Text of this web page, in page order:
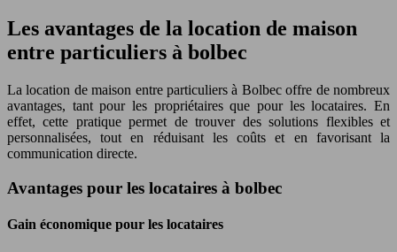
Les avantages de la location de maison
entre particuliers à bolbec
La location de maison entre particuliers à Bolbec offre de nombreux
avantages, tant pour les propriétaires que pour les locataires. En
effet, cette pratique permet de trouver des solutions flexibles et
personnalisées, tout en réduisant les coûts et en favorisant la
communication directe.
Avantages pour les locataires à bolbec
Gain économique pour les locataires